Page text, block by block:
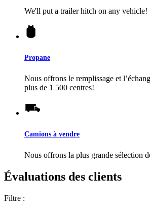
We'll put a trailer hitch on any vehicle!
Propane
Nous offrons le remplissage et
plus de 1 500 centres!
Camions à vendre
Nous offrons la plus grande sélection
Évaluations des clients
Filtre :